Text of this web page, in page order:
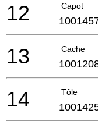
Capot
12
Cache
13
Tôle
14